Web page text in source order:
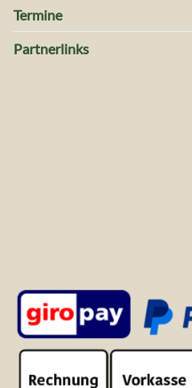
Termine
Partnerlinks